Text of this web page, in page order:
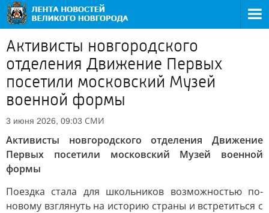
Активисты новгородского
отделения Движение Первых
посетили московский Музей
военной формы
3 июня 2026, 09:03 СМИ
Активисты новгородского отделения Движение
Первых посетили московский Музей военной
формы
Поездка стала для школьников возможностью по-
новому взглянуть на историю страны и встретиться с